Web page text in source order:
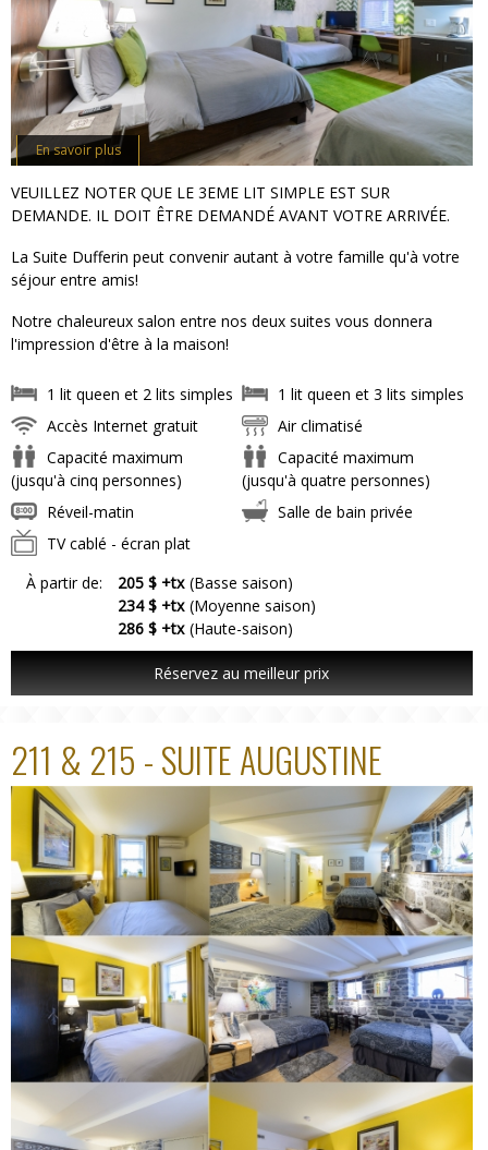
En savoir plus
VEUILLEZ NOTER QUE LE 3EME LIT SIMPLE EST SUR
DEMANDE. IL DOIT ÊTRE DEMANDÉ AVANT VOTRE ARRIVÉE.
La Suite Dufferin peut convenir autant à votre famille qu'à votre
séjour entre amis!
Notre chaleureux salon entre nos deux suites vous donnera
l'impression d'être à la maison!
1 lit queen et 2 lits simples
1 lit queen et 3 lits simples
Accès Internet gratuit
Air climatisé
Capacité maximum
(jusqu'à cinq personnes)
Capacité maximum
(jusqu'à quatre personnes)
Réveil-matin
Salle de bain privée
TV cablé - écran plat
À partir de:
205 $ +tx (Basse saison)
234 $ +tx (Moyenne saison)
286 $ +tx (Haute-saison)
Réservez au meilleur prix
211 & 215 - SUITE AUGUSTINE